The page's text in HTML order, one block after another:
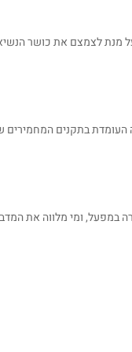
מנת לצמצם את כושר